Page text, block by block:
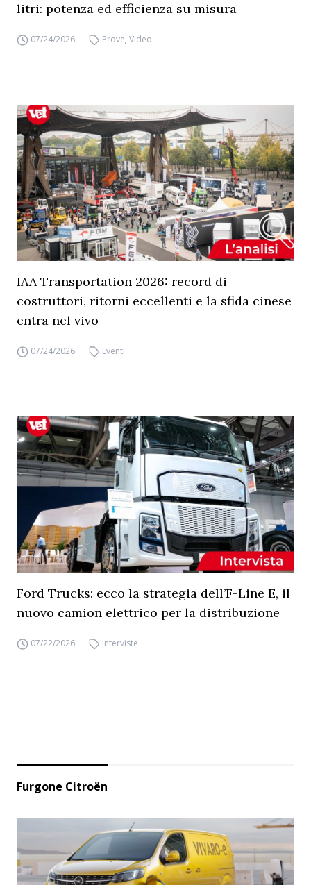
litri: potenza ed efficienza su misura
07/24/2026 Prove,Video
IAA Transportation 2026: record di
costruttori, ritorni eccellenti e la sfida cinese
entra nel vivo
07/24/2026 Eventi
Ford Trucks: ecco la strategia dell’F-Line E, il
nuovo camion elettrico per la distribuzione
07/22/2026 Interviste
Furgone Citroën